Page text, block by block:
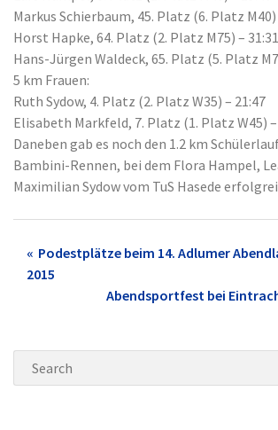
Markus Schierbaum, 45. Platz (6. Platz M40)
Horst Hapke, 64. Platz (2. Platz M75) – 31:31
Hans-Jürgen Waldeck, 65. Platz (5. Platz
5 km Frauen:
Ruth Sydow, 4. Platz (2. Platz W35) – 21:47
Elisabeth Markfeld, 7. Platz (1. Platz W45) –
Daneben gab es noch den 1.2 km
Bambini-Rennen, bei dem Flora Hampel,
Maximilian Sydow vom TuS Hasede
Post
navigation
Podestplätze beim 14. Adlumer
2015
Abendsportfest bei
Search